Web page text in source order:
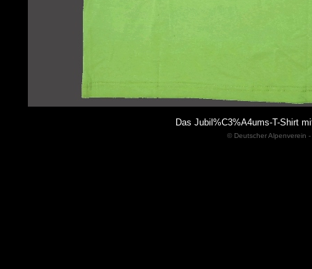
Das Jubil%C3%A4ums-T-Shirt
© Deutscher Alpenverein